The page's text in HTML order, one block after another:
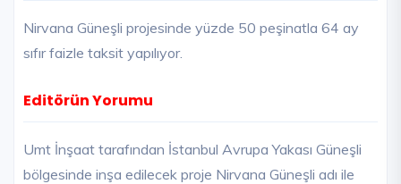
Nirvana Güneşli projesinde yüzde 50 peşinatla 64 ay
sıfır faizle taksit yapılıyor.
Editörün Yorumu
Umt İnşaat tarafından İstanbul Avrupa Yakası Güneşli
bölgesinde inşa edilecek proje Nirvana Güneşli adı ile